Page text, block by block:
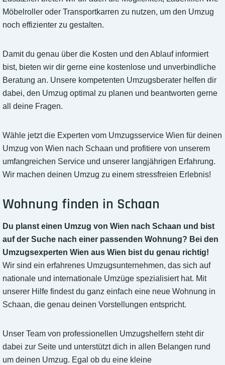
Möbelroller oder Transportkarren zu nutzen, um den Umzug
noch effizienter zu gestalten.
Damit du genau über die Kosten und den Ablauf informiert
bist, bieten wir dir gerne eine kostenlose und unverbindliche
Beratung an. Unsere kompetenten Umzugsberater helfen dir
dabei, den Umzug optimal zu planen und beantworten gerne
all deine Fragen.
Wähle jetzt die Experten vom Umzugsservice Wien für deinen
Umzug von Wien nach Schaan und profitiere von unserem
umfangreichen Service und unserer langjährigen Erfahrung.
Wir machen deinen Umzug zu einem stressfreien Erlebnis!
Wohnung finden in Schaan
Du planst einen Umzug von Wien nach Schaan und bist
auf der Suche nach einer passenden Wohnung? Bei den
Umzugsexperten Wien aus Wien bist du genau richtig!
Wir sind ein erfahrenes Umzugsunternehmen, das sich auf
nationale und internationale Umzüge spezialisiert hat. Mit
unserer Hilfe findest du ganz einfach eine neue Wohnung in
Schaan, die genau deinen Vorstellungen entspricht.
Unser Team von professionellen Umzugshelfern steht dir
dabei zur Seite und unterstützt dich in allen Belangen rund
um deinen Umzug. Egal ob du eine kleine